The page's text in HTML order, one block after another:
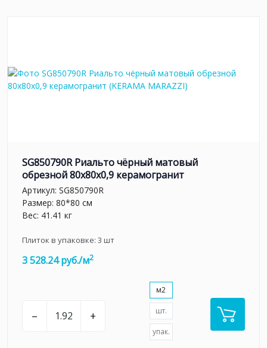
SG850790R Риальто чёрный матовый
обрезной 80x80x0,9 керамогранит
Артикул: SG850790R
Размер: 80*80 см
Вес: 41.41 кг
Плиток в упаковке: 3 шт
3 528.24 руб./м2
– +
м2
шт.
упак.